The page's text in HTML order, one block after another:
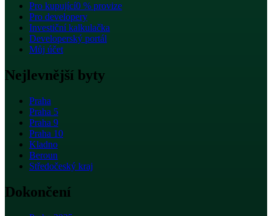
Pro kupující0 % provize
Pro developery
Investiční kalkulačka
Developerský portál
Můj účet
Nejlevnější byty
Praha
Praha 5
Praha 9
Praha 10
Kladno
Beroun
Středočeský kraj
Dokončení